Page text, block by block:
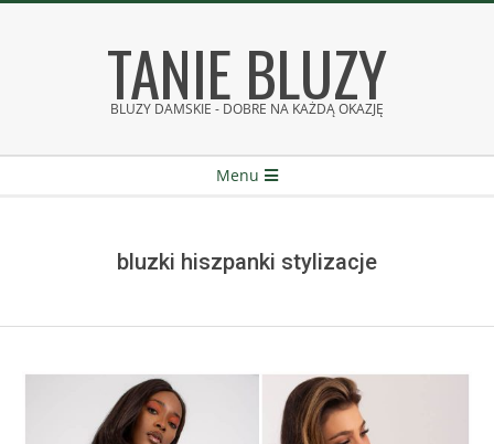
TANIE BLUZY
BLUZY DAMSKIE - DOBRE NA KAŻDĄ OKAZJĘ
Menu
bluzki hiszpanki stylizacje